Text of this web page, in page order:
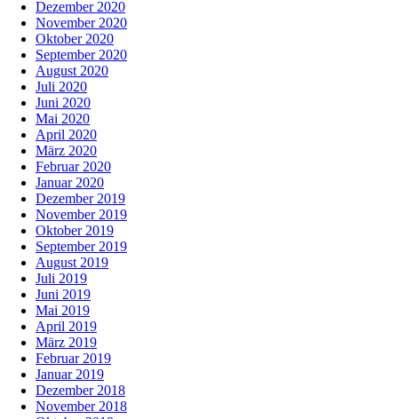
Dezember 2020
November 2020
Oktober 2020
September 2020
August 2020
Juli 2020
Juni 2020
Mai 2020
April 2020
März 2020
Februar 2020
Januar 2020
Dezember 2019
November 2019
Oktober 2019
September 2019
August 2019
Juli 2019
Juni 2019
Mai 2019
April 2019
März 2019
Februar 2019
Januar 2019
Dezember 2018
November 2018